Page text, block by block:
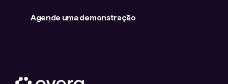
Agende uma demonstração